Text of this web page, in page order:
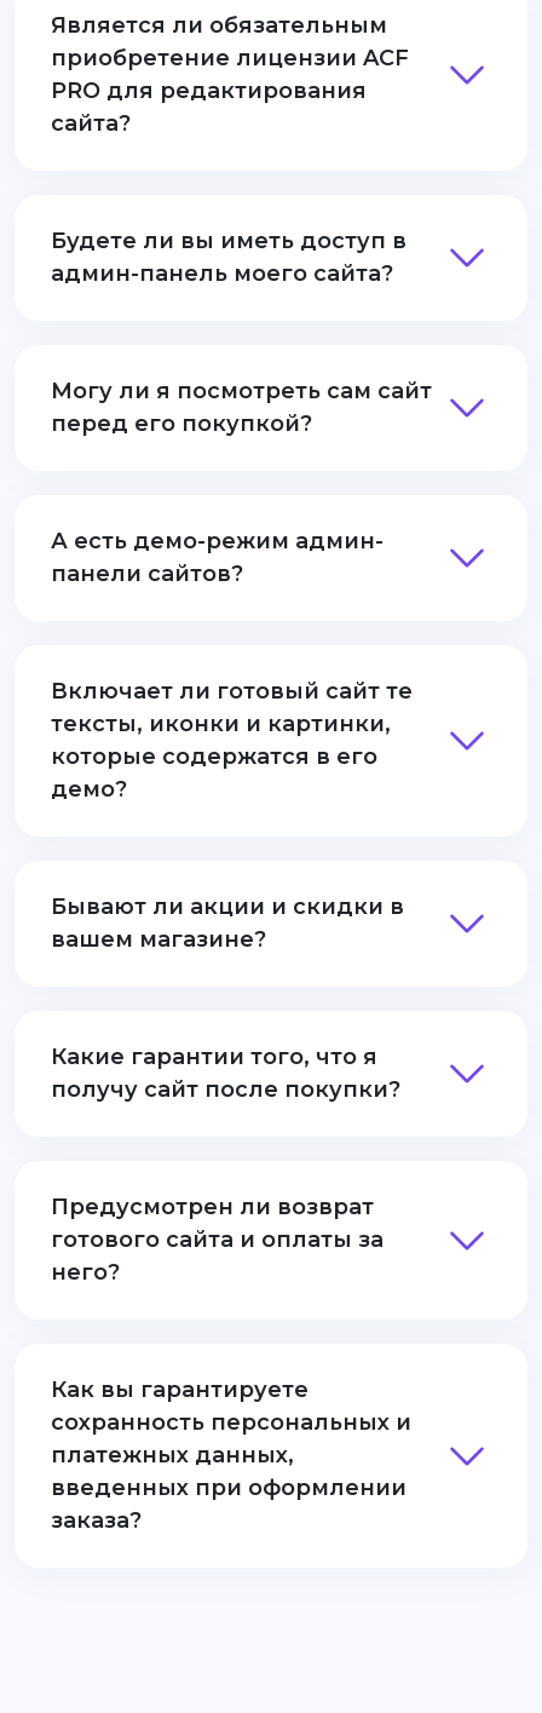
Является ли обязательным
приобретение лицензии ACF
PRO для редактирования
сайта?
Будете ли вы иметь доступ в
админ-панель моего сайта?
Могу ли я посмотреть сам сайт
перед его покупкой?
А есть демо-режим админ-
панели сайтов?
Включает ли готовый сайт те
тексты, иконки и картинки,
которые содержатся в его
демо?
Бывают ли акции и скидки в
вашем магазине?
Какие гарантии того, что я
получу сайт после покупки?
Предусмотрен ли возврат
готового сайта и оплаты за
него?
Как вы гарантируете
сохранность персональных и
платежных данных,
введенных при оформлении
заказа?